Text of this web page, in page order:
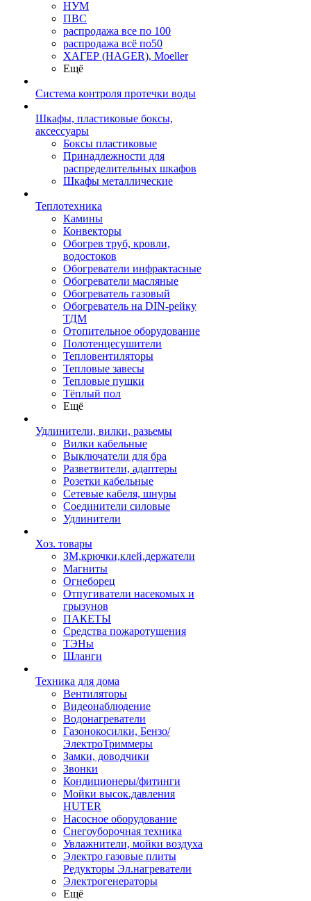
НУМ
ПВС
распродажа все по 100
распродажа всё по50
ХАГЕР (HAGER), Moeller
Ещё
Система контроля протечки воды
Шкафы, пластиковые боксы,
аксессуары
Боксы пластиковые
Принадлежности для
распределительных шкафов
Шкафы металлические
Теплотехника
Камины
Конвекторы
Обогрев труб, кровли,
водостоков
Обогреватели инфрактасные
Обогреватели масляные
Обогреватель газовый
Обогреватель на DIN-рейку
ТДМ
Отопительное оборудование
Полотенцесушители
Тепловентиляторы
Тепловые завесы
Тепловые пушки
Тёплый пол
Ещё
Удлинители, вилки, разьемы
Вилки кабельные
Выключатели для бра
Разветвители, адаптеры
Розетки кабельные
Сетевые кабеля, шнуры
Соединители силовые
Удлинители
Хоз. товары
ЗМ,крючки,клей,держатели
Магниты
Огнеборец
Отпугиватели насекомых и
грызунов
ПАКЕТЫ
Средства пожаротушения
ТЭНы
Шланги
Техника для дома
Вентиляторы
Видеонаблюдение
Водонагреватели
Газонокосилки, Бензо/
ЭлектроТриммеры
Замки, доводчики
Звонки
Кондиционеры/фитинги
Мойки высок.давления
HUTER
Насосное оборудование
Снегоуборочная техника
Увлажнители, мойки воздуха
Электро газовые плиты
Редукторы Эл.нагреватели
Электрогенераторы
Ещё